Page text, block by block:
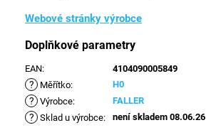
Webové stránky výrobce
Doplňkové parametry
EAN: 4104090005849
? Měřítko: H0
? Výrobce: FALLER
? Sklad u výrobce: není skladem 08.06.26